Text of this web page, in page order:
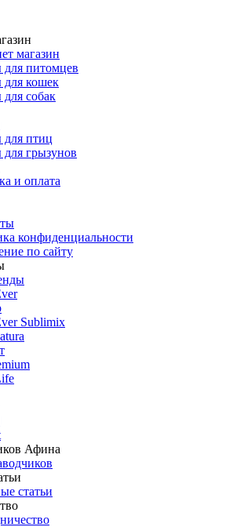
магазин
для питомцев
для кошек
собак
для птиц
для грызунов
и оплата
конфиденциальности
по сайту
Sublimix
Афина
статьи